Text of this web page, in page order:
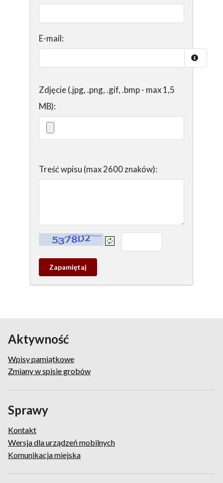
E-mail:
Zdjęcie (.jpg, .png, .gif, .bmp - max 1,5
MB):
Treść wpisu (max 2600 znaków):
Kontrola - wprowadź tekst z obrazka:
Zapamietaj
wpis
Aktywność
Wpisy pamiątkowe
Zmiany w spisie grobów
Sprawy
Kontakt
Wersja dla urządzeń mobilnych
Komunikacja miejska